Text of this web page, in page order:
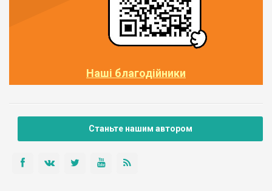
Наші благодійники
Станьте нашим автором